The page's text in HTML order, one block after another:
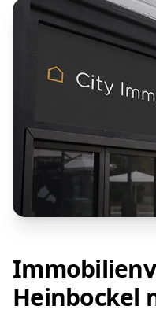
Heinbockel